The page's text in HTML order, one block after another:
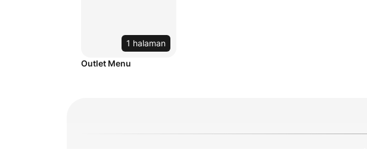
1 halaman
Outlet Menu